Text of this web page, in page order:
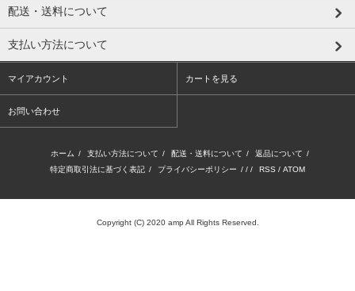
配送・送料について
支払い方法について
マイアカウント カートを見る
お問い合わせ
ホーム / 支払い方法について / 配送・送料について / 返品について /
特定商取引法に基づく表記 / プライバシーポリシー / / / RSS / ATOM
Copyright (C) 2020 amp All Rights Reserved.